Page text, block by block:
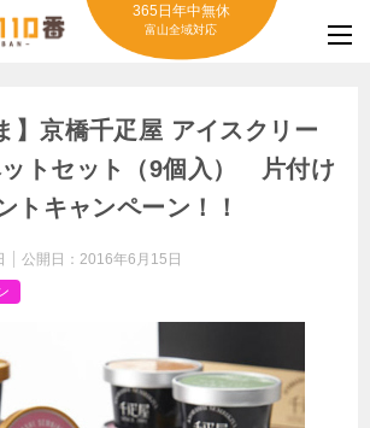
365日年中無休
富山全域対応
】京橋千疋屋 アイスクリー
トセット（9個入） 片付け
トキャンペーン！！
公開日： 2016年6月15日